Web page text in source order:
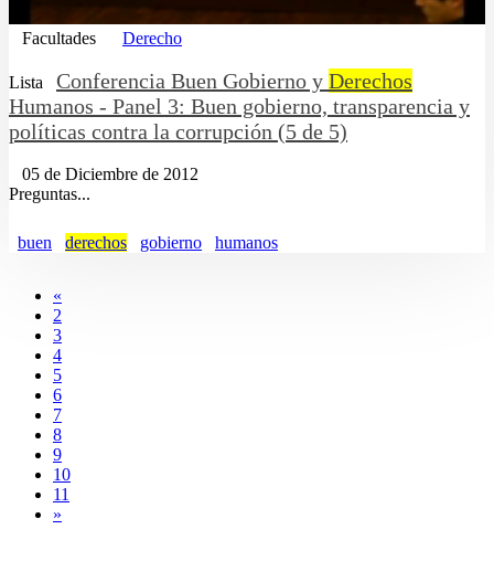
Facultades Derecho
Lista Conferencia Buen Gobierno y Derechos
Humanos - Panel 3: Buen gobierno, transparencia y
políticas contra la corrupción (5 de 5)
05 de Diciembre de 2012
Preguntas...
buen derechos gobierno humanos
«
2
3
4
5
6
7
8
9
10
11
»